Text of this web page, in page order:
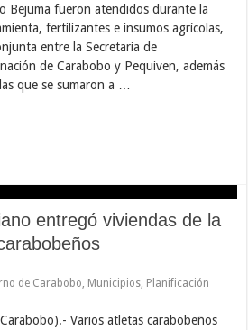
Bejuma fueron atendidos durante la
fertilizantes e insumos agrícolas,
entre la Secretaria de
de Carabobo y Pequiven, además
que se sumaron a …
entregó viviendas de la
de Carabobo Municipios Planificación
Varios atletas carabobeños